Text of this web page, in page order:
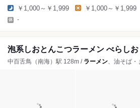
￥1,000～￥1,999 ￥1,000～￥1,999
-
泡系しおとんこつラーメン べらし
中百舌鳥（南海）駅 128m / ラーメン、油そば・